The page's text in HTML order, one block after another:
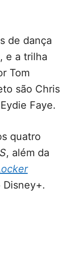
de dança
e a trilha
Tom
são Chris
Faye.
quatro
, além da